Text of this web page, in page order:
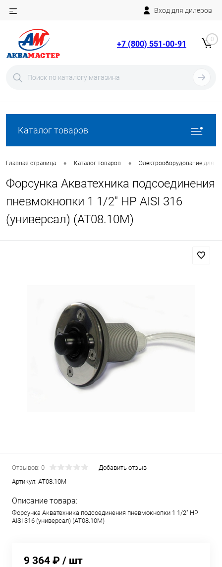
Вход для дилеров
+7 (800) 551-00-91 0
Каталог товаров
Главная страница • Каталог товаров • Электрооборудование для
Форсунка Акватехника подсоединения
пневмокнопки 1 1/2" НР AISI 316
(универсал) (AT08.10M)
Отзывов: 0
Добавить отзыв
Артикул: AT08.10M
Описание товара:
Форсунка Акватехника подсоединения пневмокнопки 1 1/2" НР
AISI 316 (универсал) (AT08.10M)
9 364 ₽ / шт